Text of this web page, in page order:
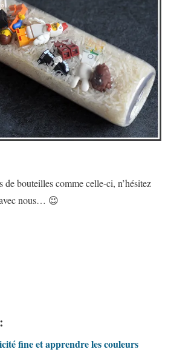
de bouteilles comme celle-ci, n’hésitez
nous… 😉
fine et apprendre les couleurs